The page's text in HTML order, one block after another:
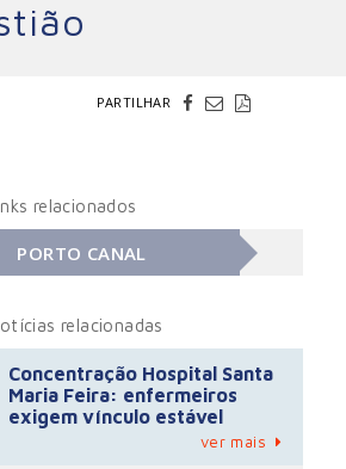
PARTILHAR
relacionados
PORTO CANAL
relacionadas
Concentração Hospital Santa
Maria Feira: enfermeiros
exigem vínculo estável
ver mais